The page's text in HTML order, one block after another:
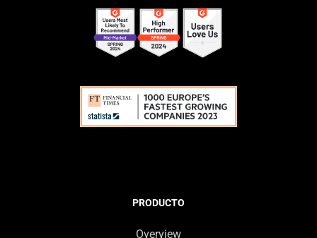
PRODUCTO
Overview